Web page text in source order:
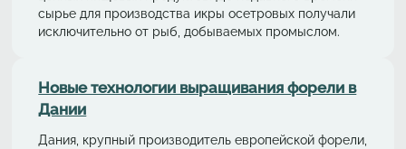
сырье для производства икры осетровых получали
исключительно от рыб, добываемых промыслом.
Новые технологии выращивания форели в
Дании
Дания, крупный производитель европейской форели,